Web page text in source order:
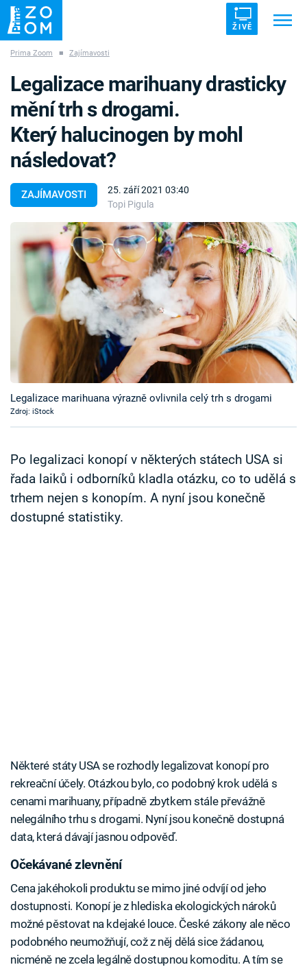
ŽIVĚ
ZÁHADY VETŘELCI DÁVNOVĚKU
Témata
Témata
Pořady
TV Program
Časopis
Sledujte prima+
Přihlášení
Prima Zoom ■ Zajímavosti
ZAJÍMAVOSTI
25. září 2021 03:40
Topi Pigula
Legalizace marihuany drasticky
mění trh s drogami.
Který halucinogen by mohl
následovat?
Legalizace marihuana výrazně ovlivnila celý trh s drogami
Zdroj: iStock
Po legalizaci konopí v některých státech USA si
řada laiků i odborníků kladla otázku, co to udělá s
trhem nejen s konopím. A nyní jsou konečně
dostupné statistiky.
Některé státy USA se rozhodly legalizovat konopí pro
rekreační účely. Otázkou bylo, co podobný krok udělá s
cenami marihuany, případně zbytkem stále převážně
nelegálního trhu s drogami. Nyní jsou konečně dostupná
data, která dávají jasnou odpověď.
Očekávané zlevnění
Cena jakéhokoli produktu se mimo jiné odvíjí od jeho
dostupnosti. Konopí je z hlediska ekologických nároků
možné pěstovat na kdejaké louce. České zákony ale něco
podobného neumožňují, což z něj dělá sice žádanou,
nicméně ne zcela legálně dostupnou komoditu. A tím se